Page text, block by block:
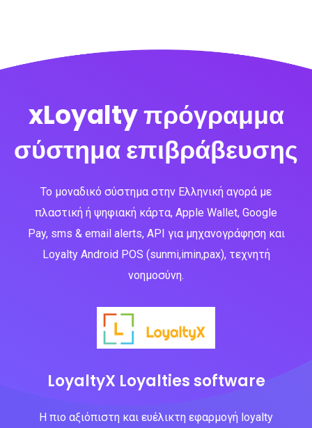
xLoyalty πρόγραμμα
σύστημα επιβράβευσης
Το μοναδικό σύστημα στην Ελληνική αγορά με
πλαστική ή ψηφιακή κάρτα, Apple Wallet, Google
Pay, sms & email alerts, API για μηχανογράφηση και
Loyalty Android POS (sunmi,imin,pax), τεχνητή
νοημοσύνη.
LoyaltyX Loyalties software
Η πιο αξιόπιστη και ευέλικτη εφαρμογή loyalty